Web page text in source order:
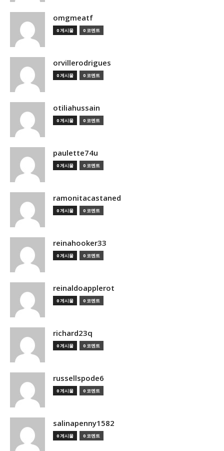
omgmeatf
0 게시물 0 코멘트
orvillerodrigues
0 게시물 0 코멘트
otiliahussain
0 게시물 0 코멘트
paulette74u
0 게시물 0 코멘트
ramonitacastaned
0 게시물 0 코멘트
reinahooker33
0 게시물 0 코멘트
reinaldoapplerot
0 게시물 0 코멘트
richard23q
0 게시물 0 코멘트
russellspode6
0 게시물 0 코멘트
salinapenny1582
0 게시물 0 코멘트